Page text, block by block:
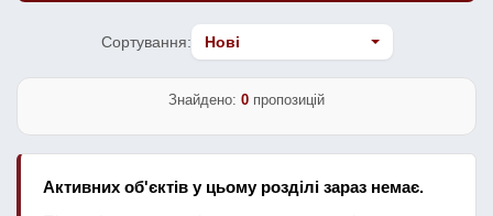
Сортування:
Знайдено: 0 пропозицій
Активних об'єктів у цьому розділі зараз немає.